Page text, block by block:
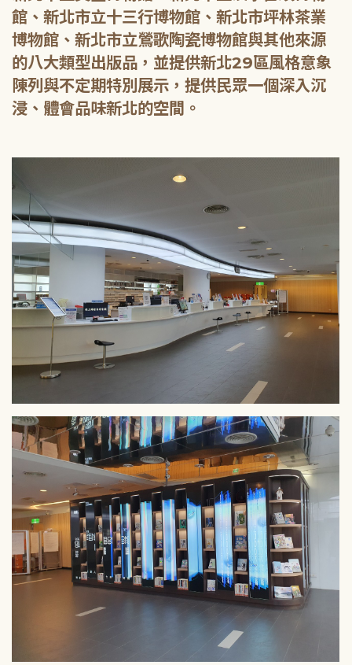
館、新北市立十三行博物館、新北市坪林茶業
博物館、新北市立鶯歌陶瓷博物館與其他來源
的八大類型出版品，並提供新北29區風格意象
陳列與不定期特別展示，提供民眾一個深入沉
浸、體會品味新北的空間。